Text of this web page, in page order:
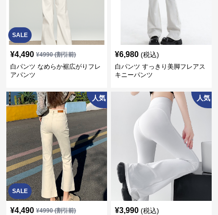
SALE
¥4,490 ¥4990(割引前)
白パンツ なめらか裾広がりフレ
アパンツ
¥6,980 (税込)
白パンツ すっきり美脚フレアス
キニーパンツ
SALE
人気
¥4,490 ¥4990(割引前)
人気
¥3,990 (税込)